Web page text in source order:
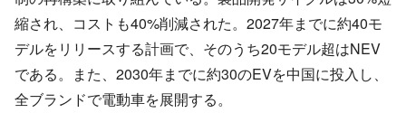
縮され、コストも40%削減された。2027年までに約40モ
デルをリリースする計画で、そのうち20モデル超はNEV
である。また、2030年までに約30のEVを中国に投入し、
全ブランドで電動車を展開する。